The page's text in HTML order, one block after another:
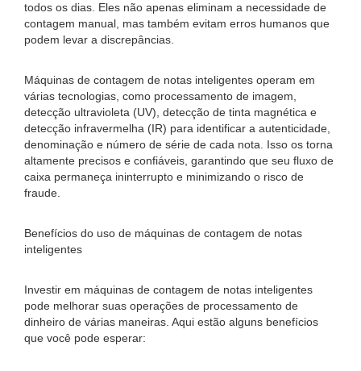
todos os dias. Eles não apenas eliminam a necessidade de
contagem manual, mas também evitam erros humanos que
podem levar a discrepâncias.
Máquinas de contagem de notas inteligentes operam em
várias tecnologias, como processamento de imagem,
detecção ultravioleta (UV), detecção de tinta magnética e
detecção infravermelha (IR) para identificar a autenticidade,
denominação e número de série de cada nota. Isso os torna
altamente precisos e confiáveis, garantindo que seu fluxo de
caixa permaneça ininterrupto e minimizando o risco de
fraude.
Benefícios do uso de máquinas de contagem de notas
inteligentes
Investir em máquinas de contagem de notas inteligentes
pode melhorar suas operações de processamento de
dinheiro de várias maneiras. Aqui estão alguns benefícios
que você pode esperar: